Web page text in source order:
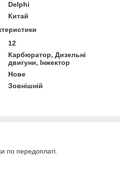
Delphi
Китай
12
Карбюратор, Дизельні
двигуни, Інжектор
Нове
Зовнішній
по передоплаті.